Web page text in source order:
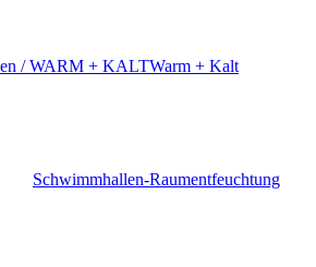
/ WARM + KALTWarm + Kalt
Schwimmhallen-Raumentfeuchtung